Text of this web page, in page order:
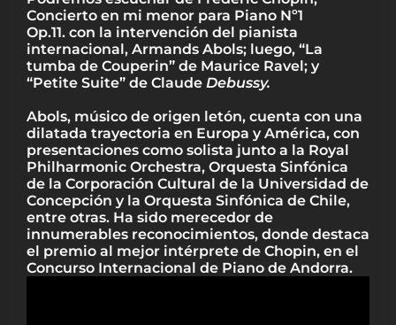
Concierto en mi menor para Piano Nº1
Op.11. con la intervención del pianista
internacional, Armands Abols; luego, “La
tumba de Couperin” de Maurice Ravel; y
“Petite Suite” de Claude Debussy.
Abols, músico de origen letón, cuenta con una
dilatada trayectoria en Europa y América, con
presentaciones como solista junto a la Royal
Philharmonic Orchestra, Orquesta Sinfónica
de la Corporación Cultural de la Universidad de
Concepción y la Orquesta Sinfónica de Chile,
entre otras. Ha sido merecedor de
innumerables reconocimientos, donde destaca
el premio al mejor intérprete de Chopin, en el
Concurso Internacional de Piano de Andorra.